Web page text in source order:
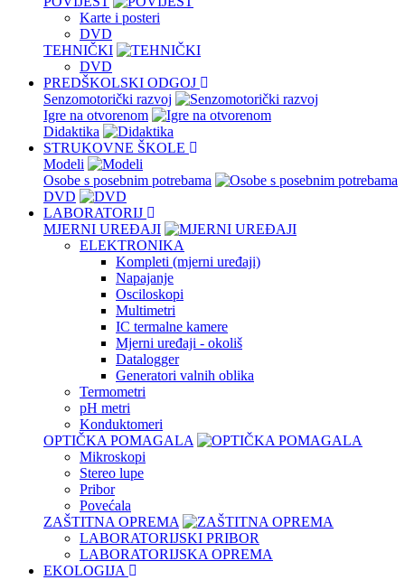
Karte i posteri
DVD
TEHNIČKI
DVD
PREDŠKOLSKI ODGOJ
Senzomotorički razvoj
Igre na otvorenom
Didaktika
STRUKOVNE ŠKOLE
Modeli
Osobe s posebnim potrebama
DVD
LABORATORIJ
MJERNI UREĐAJI
ELEKTRONIKA
Kompleti (mjerni uređaji)
Napajanje
Osciloskopi
Multimetri
IC termalne kamere
Mjerni uređaji - okoliš
Datalogger
Generatori valnih oblika
Termometri
pH metri
Konduktomeri
OPTIČKA POMAGALA
Mikroskopi
Stereo lupe
Pribor
Povećala
ZAŠTITNA OPREMA
LABORATORIJSKI PRIBOR
LABORATORIJSKA OPREMA
EKOLOGIJA